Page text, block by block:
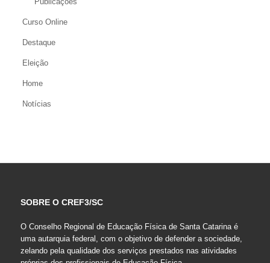
Curso Online
Destaque
Eleição
Home
Notícias
SOBRE O CREF3/SC
O Conselho Regional de Educação Física de Santa Catarina é
uma autarquia federal, com o objetivo de defender a sociedade,
zelando pela qualidade dos serviços prestados nas atividades